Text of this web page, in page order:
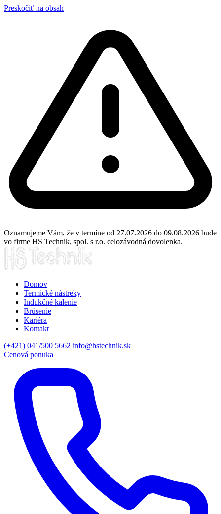
Preskočiť na obsah
Oznamujeme Vám, že v termíne od 27.07.2026 do 09.08.2026 bude
vo firme HS Technik, spol. s r.o. celozávodná dovolenka.
Domov
Termické nástreky
Indukčné kalenie
Brúsenie
Kariéra
Kontakt
(+421) 041/500 5662 info@hstechnik.sk
Cenová ponuka